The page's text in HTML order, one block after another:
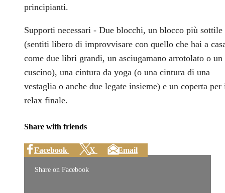
principianti.
Supporti necessari - Due blocchi, un blocco più sottile
(sentiti libero di improvvisare con quello che hai a
come due libri grandi, un asciugamano arrotolato o un
cuscino), una cintura da yoga (o una cintura di una
vestaglia o anche due legate insieme) e un coperta per
relax finale.
Share with friends
Facebook X Email
Share on Facebook